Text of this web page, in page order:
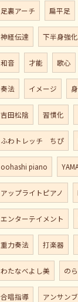
足裏アーチ 扁平足
神経伝達 下半身強化
和音 才能 歌心
奏法 イメージ
吉田松陰 習慣化
ふわトレッチ ちぴ
oohashi piano
アップライトピアノ
エンターテイメント
重力奏法 打楽器
わたなべよし美 の
合唱指導 アンサン